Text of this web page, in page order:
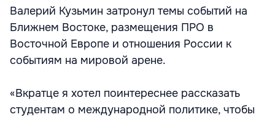
Валерий Кузьмин затронул темы событий на
Ближнем Востоке, размещения ПРО в
Восточной Европе и отношения России к
событиям на мировой арене.
«Вкратце я хотел поинтереснее рассказать
студентам о международной политике, чтобы